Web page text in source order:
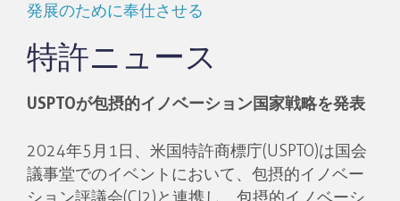
発展のために奉仕させる
特許ニュース
USPTOが包摂的イノベーション国家戦略を発表
2024年5月1日、米国特許商標庁(USPTO)は国会
議事堂でのイベントにおいて、包摂的イノベー